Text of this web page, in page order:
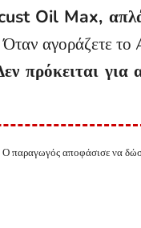
Oil Max, απλά
αγοράζετε
πρόκειται για
Ο παραγωγός αποφάσισε να